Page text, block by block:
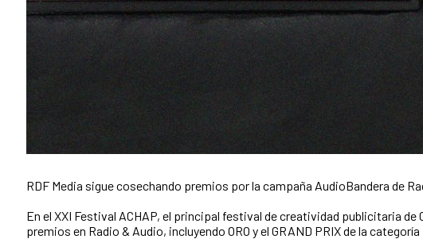
RDF Media sigue cosechando premios por la campaña AudioBandera de
En el XXI Festival ACHAP, el principal festival de creatividad publicitaria de
premios en Radio & Audio, incluyendo ORO y el GRAND PRIX de la categoría